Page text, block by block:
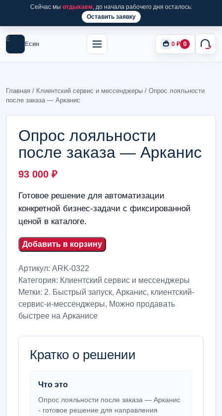
Сейчас мы отдыхаем, до начала рабочего дня осталось:
Оставить заявку
Е
Есин 0 ₽ 0
Главная / Клиентский сервис и мессенджеры / Опрос лояльности
после заказа — Арканис
Опрос лояльности
после заказа — Арканис
93 000 ₽
Готовое решение для автоматизации
конкретной бизнес-задачи с фиксированной
ценой в каталоге.
Добавить в корзину
Артикул: ARK-0322
Категория: Клиентский сервис и мессенджеры
Метки: 2. Быстрый запуск, Арканис, клиентский-
сервис-и-мессенджеры, Можно продавать
быстрее на Арканисе
Кратко о решении
Что это
Опрос лояльности после заказа — Арканис
- готовое решение для направления